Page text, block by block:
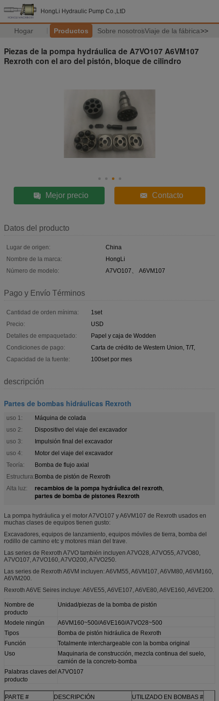
HongLi Hydraulic Pump Co.,LtD
Hogar Productos Sobre nosotrosViaje de la fábrica>>
Piezas de la pompa hydráulica de A7VO107 A6VM107
Rexroth con el aro del pistón, bloque de cilindro
Mejor precio Contacto
Datos del producto
Lugar de origen:
China
Nombre de la marca:
HongLi
Número de modelo:
A7VO107、 A6VM107
Pago y Envío Términos
Cantidad de orden mínima:
1set
Precio:
USD
Detalles de empaquetado:
Papel y caja de Wodden
Condiciones de pago:
Carta de crédito de Western Union, T/T,
Capacidad de la fuente:
100set por mes
descripción
Partes de bombas hidráulicas Rexroth
uso 1:
Máquina de colada
uso 2:
Dispositivo del viaje del excavador
uso 3:
Impulsión final del excavador
uso 4:
Motor del viaje del excavador
Teoría:
Bomba de flujo axial
Estructura:Bomba de pistón de Rexroth
Alta luz:
recambios de la pompa hydráulica del rexroth,
partes de bomba de pistones Rexroth
La pompa hydráulica y el motor A7VO107 y A6VM107 de Rexroth usados en
muchas clases de equipos tienen gusto:
Excavadores, equipos de lanzamiento, equipos móviles de tierra, bomba del
rodillo de camino etc y motores mian del trave.
Las series de Rexroth A7VO también incluyen A7VO28, A7VO55, A7VO80,
A7VO107, A7VO160, A7VO200, A7VO250.
Las series de Rexroth A6VM incluyen: A6VM55, A6VM107, A6VM80, A6VM160,
A6VM200.
Rexroth A6VE Seires incluye: A6VE55, A6VE107, A6VE80, A6VE160, A6VE200.
Nombre de
producto
Unidad/piezas de la bomba de pistón
Modele ningún
A6VM160~500/A6VE160/A7VO28~500
Tipos
Bomba de pistón hidráulica de Rexroth
Función
Totalmente interchargeable con la bomba original
Uso
Maquinaria de construcción, mezcla continua del suelo,
camión de la concreto-bomba
Palabras claves del
producto
A7VO107
PARTE # DESCRIPCIÓN
UTILIZADO EN BOMBAS #